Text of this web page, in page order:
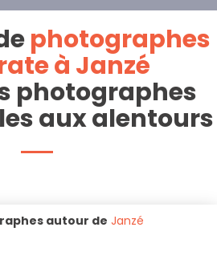
photographes
à Janzé
photographes
aux alentours
autour de Janzé